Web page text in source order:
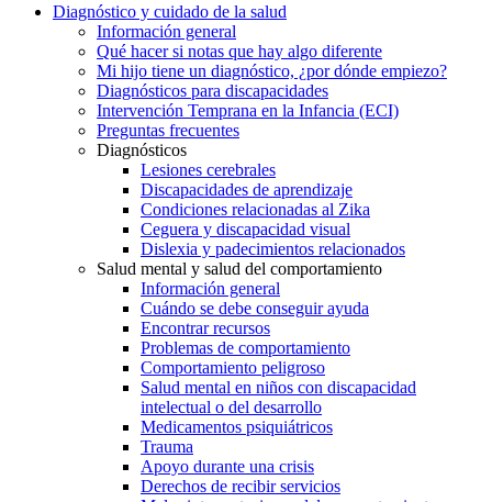
Diagnóstico y cuidado de la salud
Información general
Qué hacer si notas que hay algo diferente
Mi hijo tiene un diagnóstico, ¿por dónde empiezo?
Diagnósticos para discapacidades
Intervención Temprana en la Infancia (ECI)
Preguntas frecuentes
Diagnósticos
Lesiones cerebrales
Discapacidades de aprendizaje
Condiciones relacionadas al Zika
Ceguera y discapacidad visual
Dislexia y padecimientos relacionados
Salud mental y salud del comportamiento
Información general
Cuándo se debe conseguir ayuda
Encontrar recursos
Problemas de comportamiento
Comportamiento peligroso
Salud mental en niños con discapacidad
intelectual o del desarrollo
Medicamentos psiquiátricos
Trauma
Apoyo durante una crisis
Derechos de recibir servicios